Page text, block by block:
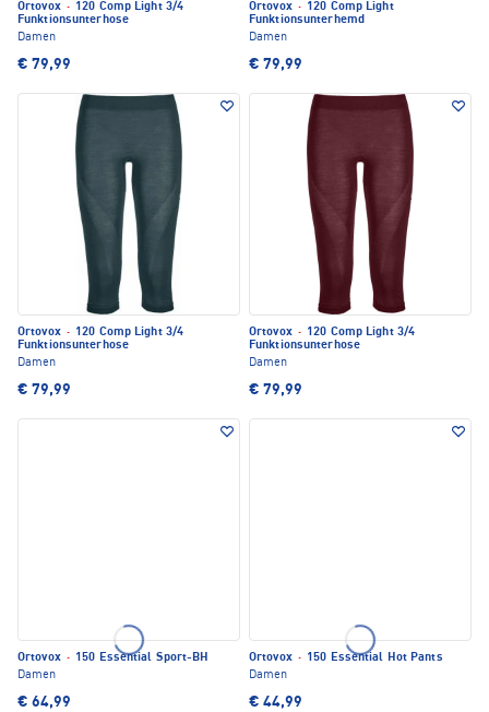
Ortovox · 120 Comp Light 3/4
Funktionsunterhose
Damen
€ 79,99
Ortovox · 120 Comp Light
Funktionsunterhemd
Damen
€ 79,99
Ortovox · 120 Comp Light 3/4
Funktionsunterhose
Damen
€ 79,99
Ortovox · 120 Comp Light 3/4
Funktionsunterhose
Damen
€ 79,99
Ortovox · 150 Essential Sport-BH
Damen
€ 64,99
Ortovox · 150 Essential Hot Pants
Damen
€ 44,99